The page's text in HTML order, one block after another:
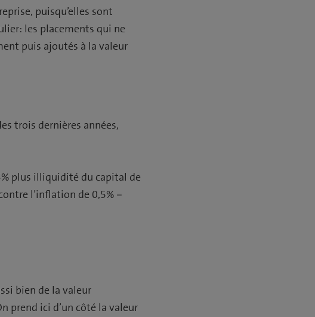
puisqu’elles sont
les placements qui ne
puis ajoutés à la valeur
trois dernières années,
plus illiquidité du capital de
l’inflation de 0,5% =
bien de la valeur
prend ici d’un côté la valeur